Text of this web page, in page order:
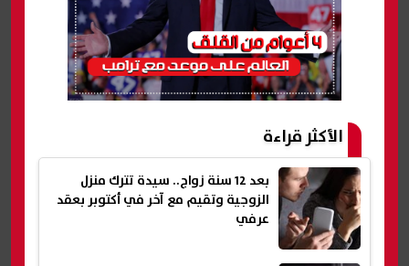
الأكثر قراءة
بعد 12 سنة زواج.. سيدة تترك منزل
الزوجية وتقيم مع آخر في أكتوبر بعقد
عرفي